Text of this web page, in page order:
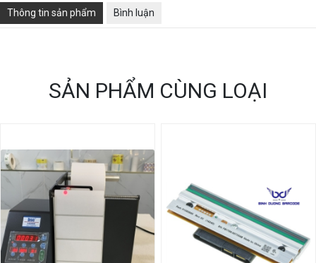
Thông tin sản phẩm Bình luận
SẢN PHẨM CÙNG LOẠI